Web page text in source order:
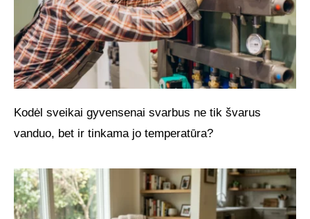
Kodėl sveikai gyvensenai svarbus ne tik švarus
vanduo, bet ir tinkama jo temperatūra?